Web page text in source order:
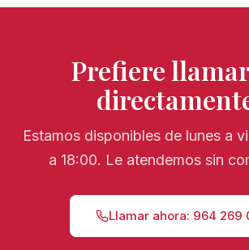
Prefiere
Estamos disponibles de lunes a
a 18:00. Le atendemos sin
Llamar ahora: 964 269